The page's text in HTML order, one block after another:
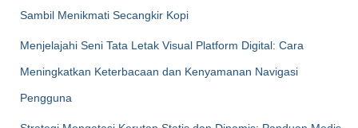
Sambil Menikmati Secangkir Kopi
Menjelajahi Seni Tata Letak Visual Platform Digital: Cara
Meningkatkan Keterbacaan dan Kenyamanan Navigasi
Pengguna